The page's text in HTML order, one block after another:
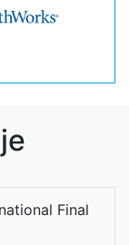
Final